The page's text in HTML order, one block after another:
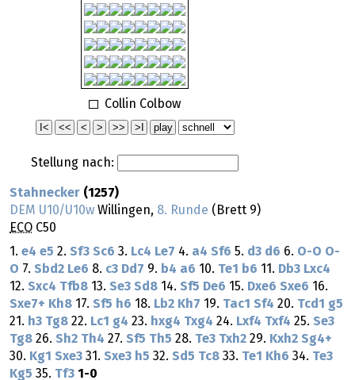
Collin Colbow
Stellung nach:
Stahnecker (1257)
DEM U10/U10w Willingen, 8. Runde (Brett 9)
ECO C50
1. e4 e5 2. Sf3 Sc6 3. Lc4 Le7 4. a4 Sf6 5. d3 d6 6. O-O O-
O 7. Sbd2 Le6 8. c3 Dd7 9. b4 a6 10. Te1 b6 11. Db3 Lxc4
12. Sxc4 Tfb8 13. Se3 Sd8 14. Sf5 De6 15. Dxe6 Sxe6 16.
Sxe7+ Kh8 17. Sf5 h6 18. Lb2 Kh7 19. Tac1 Sf4 20. Tcd1 g5
21. h3 Tg8 22. Lc1 g4 23. hxg4 Txg4 24. Lxf4 Txf4 25. Se3
Tg8 26. Sh2 Th4 27. Sf5 Th5 28. Te3 Txh2 29. Kxh2 Sg4+
30. Kg1 Sxe3 31. Sxe3 h5 32. Sd5 Tc8 33. Te1 Kh6 34. Te3
Kg5 35. Tf3 1-0